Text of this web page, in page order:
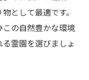
として最適です。
の自然豊かな環境
霊園を選びましょ